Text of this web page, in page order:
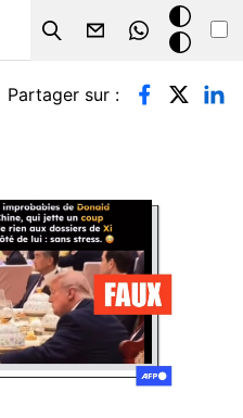
Search
Mode
sombre
Partager sur :